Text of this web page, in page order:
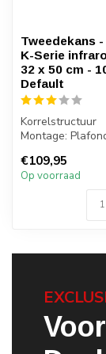
Tweedekans
K-Serie
32 x 50 cm -
Default
Korrelstructuur
Montage:
Badkamer: Ja,
€109,95
Op voorraad